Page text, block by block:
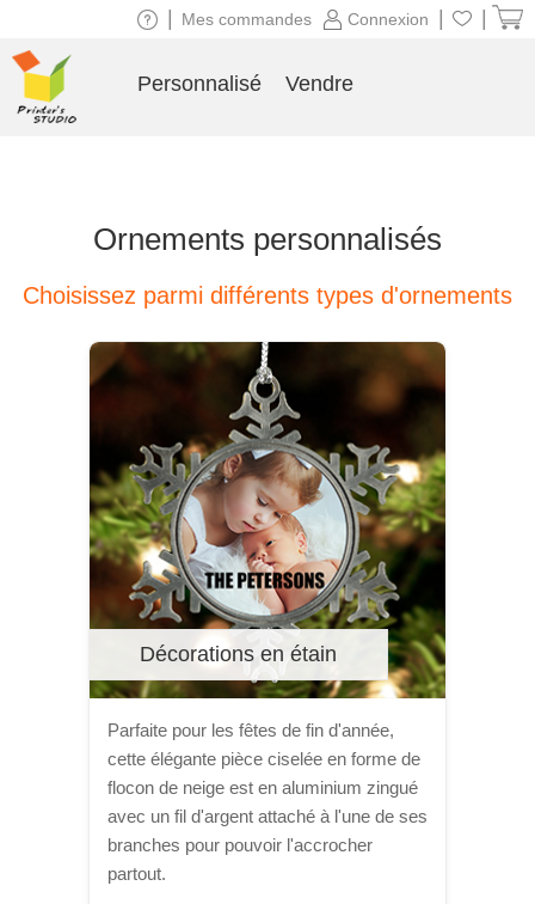
Ornements personnalisés
Choisissez parmi différents types d'ornements
Décorations en étain
Parfaite pour les fêtes de fin d'année,
cette élégante pièce ciselée en forme de
flocon de neige est en aluminium zingué
avec un fil d'argent attaché à l'une de ses
branches pour pouvoir l'accrocher
partout.
Connexion
Mes commandes
Personnalisé Vendre